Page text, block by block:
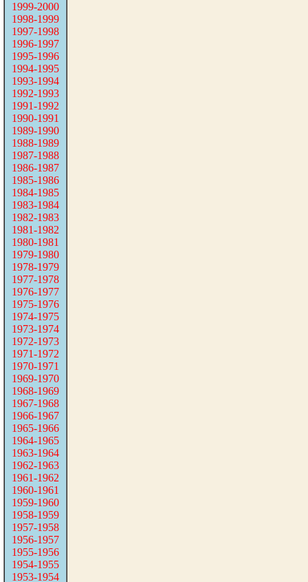
1999-2000
1998-1999
1997-1998
1996-1997
1995-1996
1994-1995
1993-1994
1992-1993
1991-1992
1990-1991
1989-1990
1988-1989
1987-1988
1986-1987
1985-1986
1984-1985
1983-1984
1982-1983
1981-1982
1980-1981
1979-1980
1978-1979
1977-1978
1976-1977
1975-1976
1974-1975
1973-1974
1972-1973
1971-1972
1970-1971
1969-1970
1968-1969
1967-1968
1966-1967
1965-1966
1964-1965
1963-1964
1962-1963
1961-1962
1960-1961
1959-1960
1958-1959
1957-1958
1956-1957
1955-1956
1954-1955
1953-1954